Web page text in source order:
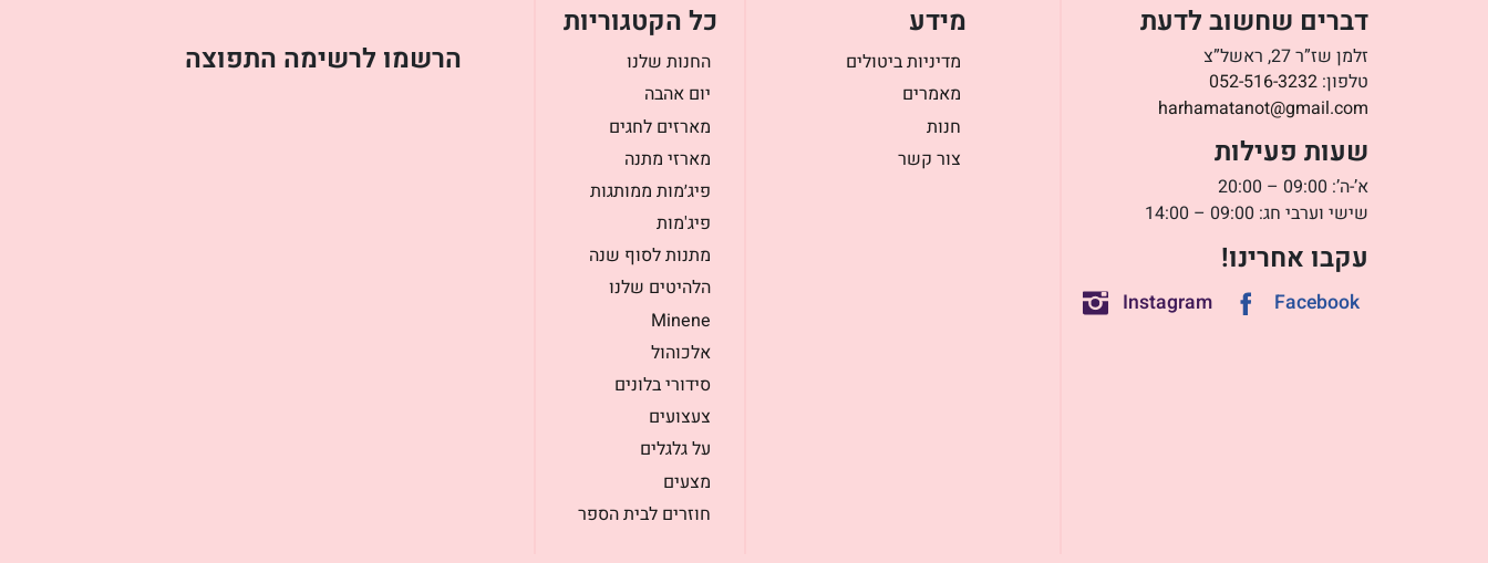
דברים שחשוב לדעת
זלמן שז”ר 27, ראשל”צ
טלפון: 052-516-3232
harhamatanot@gmail.com
שעות פעילות
א’-ה’: 09:00 – 20:00
שישי וערבי חג: 09:00 – 14:00
עקבו אחרינו!
Facebook
Instagram
מידע
מדיניות ביטולים
מאמרים
חנות
צור קשר
כל הקטגוריות
החנות שלנו
יום אהבה
מארזים לחגים
מארזי מתנה
פיג׳מות ממותגות
פיג'מות
מתנות לסוף שנה
הלהיטים שלנו
Minene
אלכוהול
סידורי בלונים
צעצועים
על גלגלים
מצעים
חוזרים לבית הספר
הרשמו לרשימה התפוצה